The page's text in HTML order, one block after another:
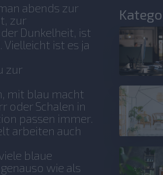
abends zur
zur
Dunkelheit, ist
Vielleicht ist es ja
zur
mit blau macht
oder Schalen in
passen immer.
arbeiten auch
blaue
wie als